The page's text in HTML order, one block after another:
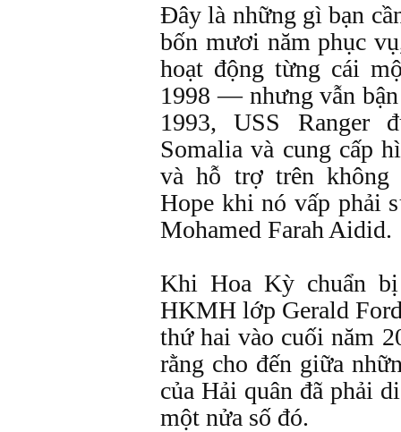
Đây là những gì bạn
bốn mươi năm phục
hoạt động từng cái
1998 — nhưng vẫn
1993, USS Ranger
Somalia và cung cấp
và hỗ trợ trên không
Hope khi nó vấp phải
Mohamed Farah Aidid.
Khi Hoa Kỳ chuẩn
HKMH lớp Gerald
thứ hai vào cuối năm
rằng cho đến giữa
của Hải quân đã phải
một nửa số đó.